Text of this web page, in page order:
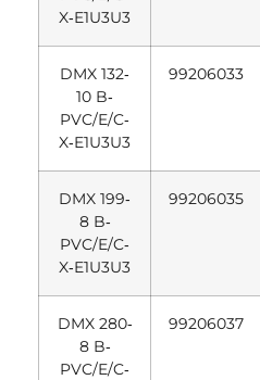
X‐E1U3U3
DMX 132‐
10 B‐
PVC/E/C‐
X‐E1U3U3
99206033
DMX 199‐
8 B‐
PVC/E/C‐
X‐E1U3U3
99206035
DMX 280‐
8 B‐
PVC/E/C‐
99206037